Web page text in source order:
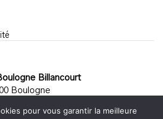
Billancourt
Boulogne
– 19h00
pour vous garantir la meilleure